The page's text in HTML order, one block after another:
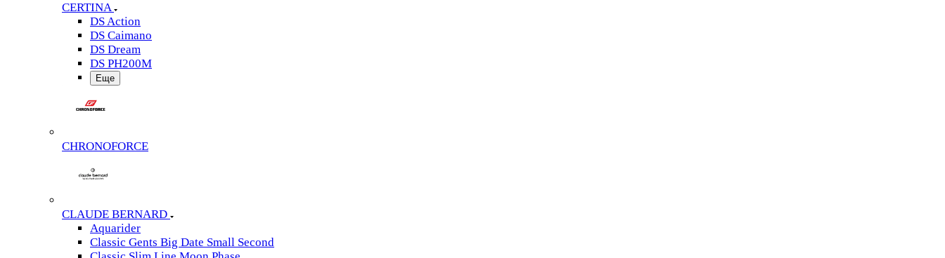
CERTINA
DS Action
DS Caimano
DS Dream
DS PH200M
Еще
CHRONOFORCE
CLAUDE BERNARD
Aquarider
Classic Gents Big Date Small Second